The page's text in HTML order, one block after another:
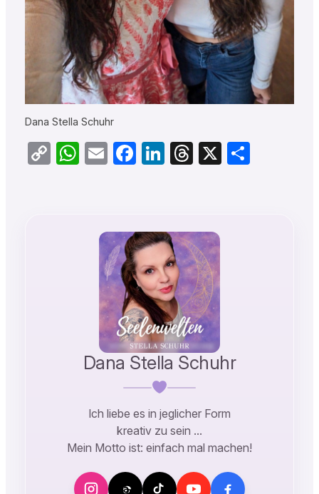
Dana Stella Schuhr
CopyWhatsApp
EmailFacebook
LinkedIn
Threads
X Teilen
Dana Stella Schuhr
Ich liebe es in jeglicher Form
kreativ zu sein …
Mein Motto ist: einfach mal machen!